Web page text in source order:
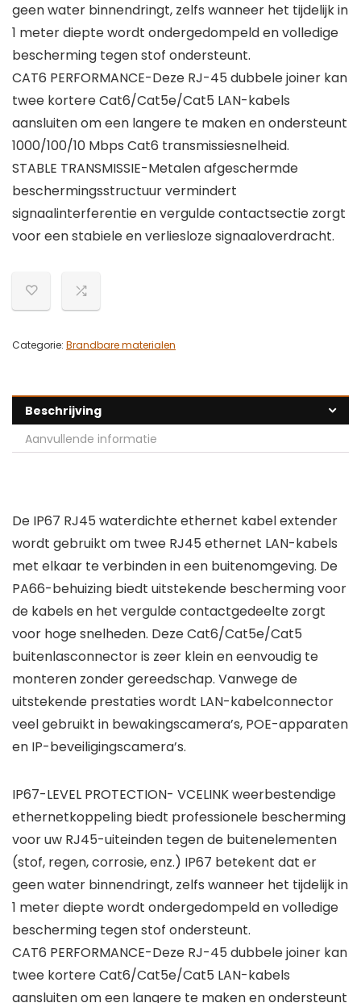
geen water binnendringt, zelfs wanneer het tijdelijk in
1 meter diepte wordt ondergedompeld en volledige
bescherming tegen stof ondersteunt.
CAT6 PERFORMANCE-Deze RJ-45 dubbele joiner kan
twee kortere Cat6/Cat5e/Cat5 LAN-kabels
aansluiten om een langere te maken en ondersteunt
1000/100/10 Mbps Cat6 transmissiesnelheid.
STABLE TRANSMISSIE-Metalen afgeschermde
beschermingsstructuur vermindert
signaalinterferentie en vergulde contactsectie zorgt
voor een stabiele en verliesloze signaaloverdracht.
Categorie: Brandbare materialen
Beschrijving
Aanvullende informatie
De IP67 RJ45 waterdichte ethernet kabel extender
wordt gebruikt om twee RJ45 ethernet LAN-kabels
met elkaar te verbinden in een buitenomgeving. De
PA66-behuizing biedt uitstekende bescherming voor
de kabels en het vergulde contactgedeelte zorgt
voor hoge snelheden. Deze Cat6/Cat5e/Cat5
buitenlasconnector is zeer klein en eenvoudig te
monteren zonder gereedschap. Vanwege de
uitstekende prestaties wordt LAN-kabelconnector
veel gebruikt in bewakingscamera’s, POE-apparaten
en IP-beveiligingscamera’s.
IP67-LEVEL PROTECTION- VCELINK weerbestendige
ethernetkoppeling biedt professionele bescherming
voor uw RJ45-uiteinden tegen de buitenelementen
(stof, regen, corrosie, enz.) IP67 betekent dat er
geen water binnendringt, zelfs wanneer het tijdelijk in
1 meter diepte wordt ondergedompeld en volledige
bescherming tegen stof ondersteunt.
CAT6 PERFORMANCE-Deze RJ-45 dubbele joiner kan
twee kortere Cat6/Cat5e/Cat5 LAN-kabels
aansluiten om een langere te maken en ondersteunt